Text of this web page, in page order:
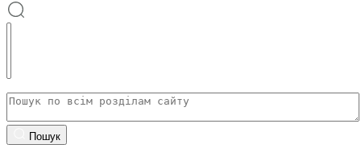
Пошук